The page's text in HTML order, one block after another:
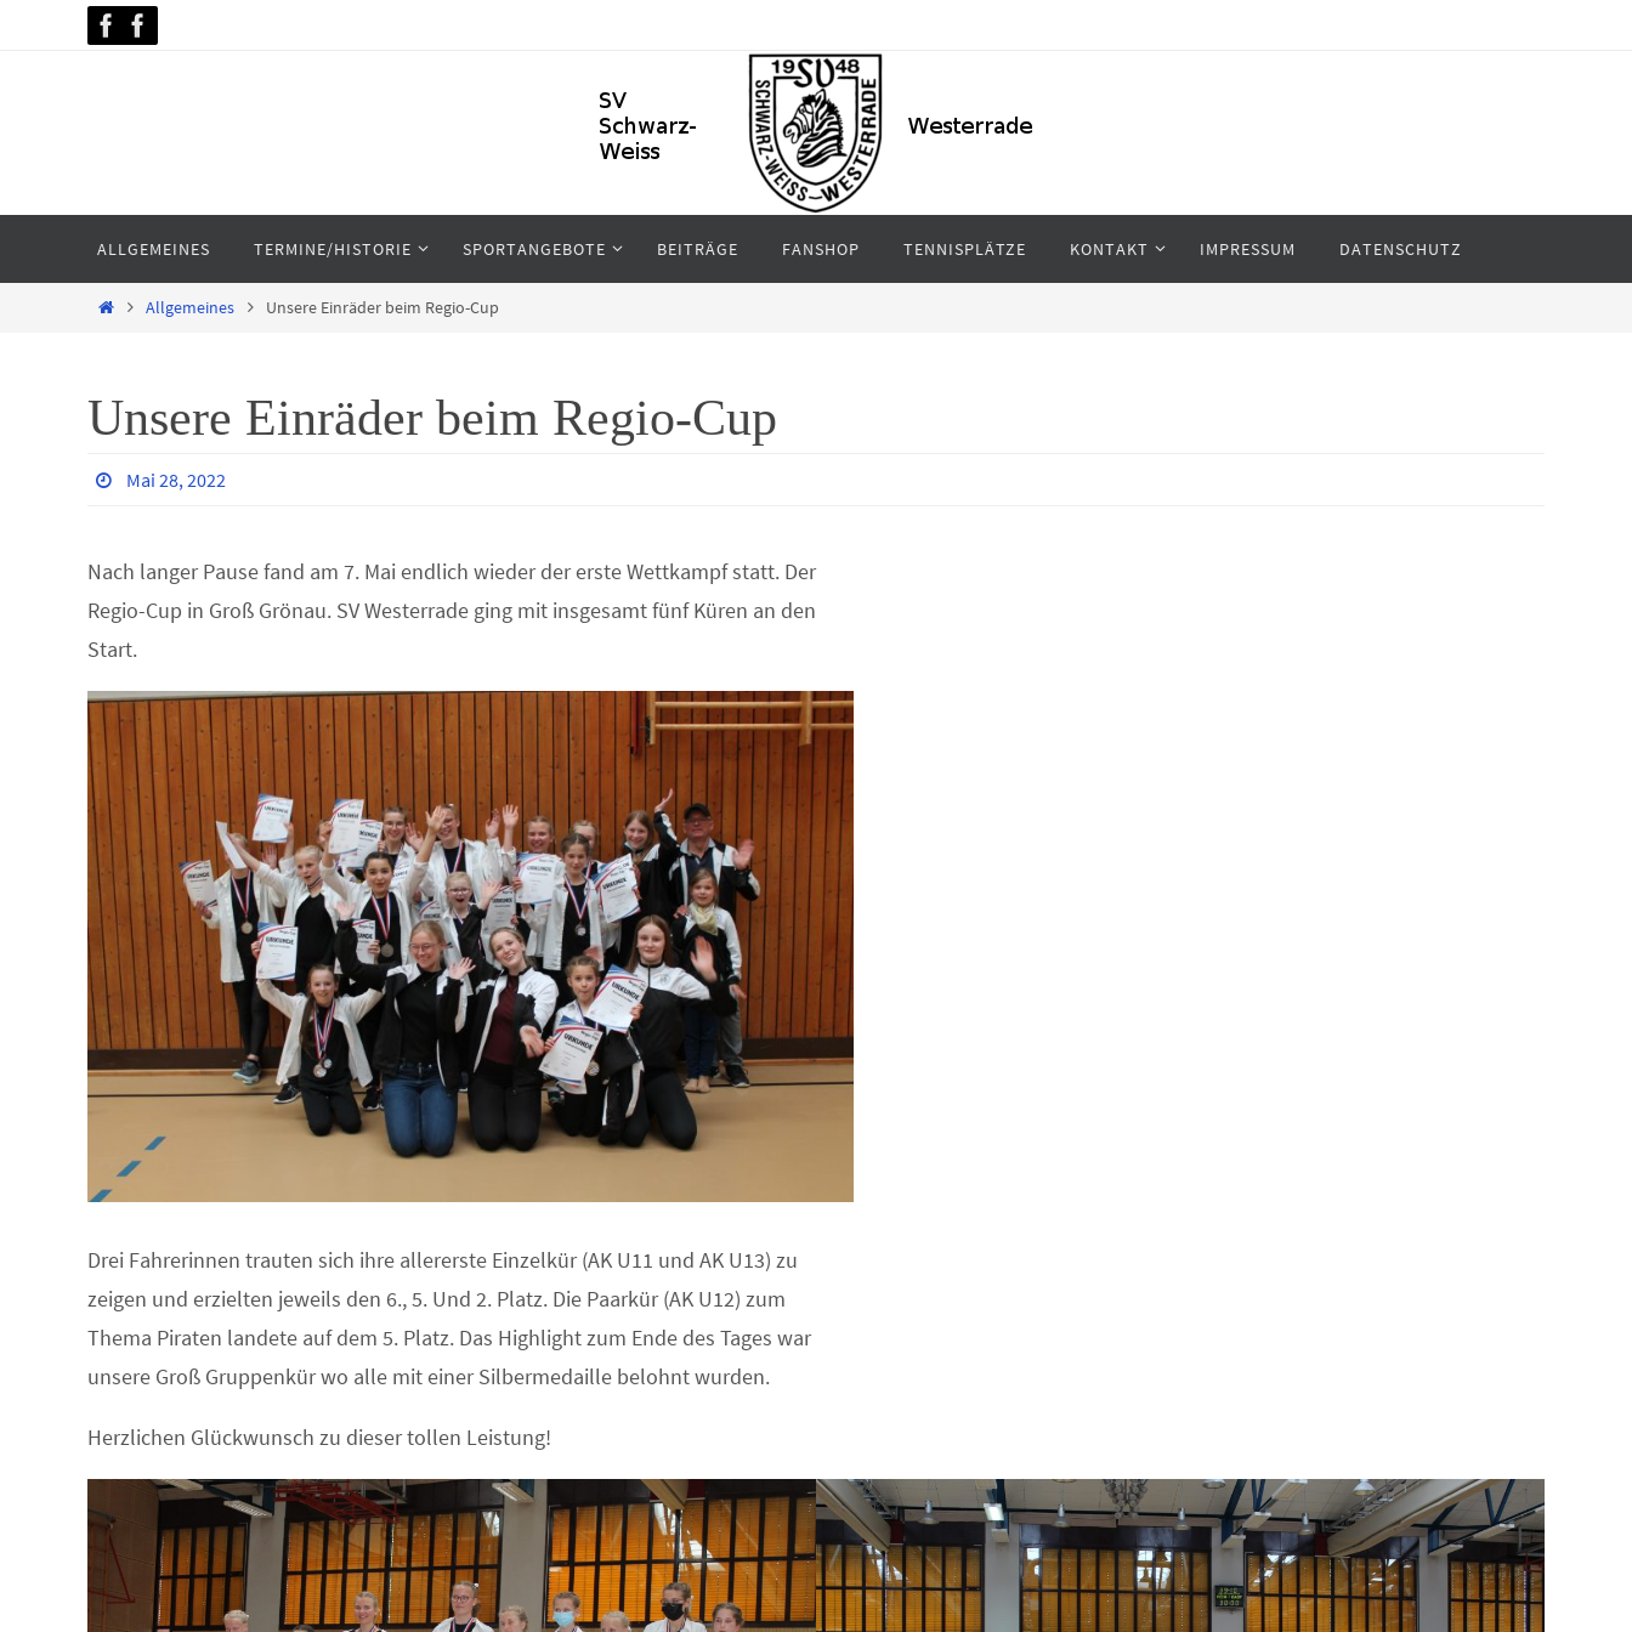
springen
ALLGEMEINES TERMINE/HISTORIE SPORTANGEBOTE BEITRÄGE FANSHOP TENNISPLÄTZE KONTAKT IMPRESSUM DATENSCHUTZ
HomeAllgemeines Unsere Einräder beim Regio-Cup
Unsere Einräder beim Regio-Cup
Mai 28, 2022
Nach langer Pause fand am 7. Mai endlich wieder der erste Wettkampf statt. Der
Regio-Cup in Groß Grönau. SV Westerrade ging mit insgesamt fünf Küren an den
Start.
Drei Fahrerinnen trauten sich ihre allererste Einzelkür (AK U11 und AK U13) zu
zeigen und erzielten jeweils den 6., 5. Und 2. Platz. Die Paarkür (AK U12) zum
Thema Piraten landete auf dem 5. Platz. Das Highlight zum Ende des Tages war
unsere Groß Gruppenkür wo alle mit einer Silbermedaille belohnt wurden.
Herzlichen Glückwunsch zu dieser tollen Leistung!